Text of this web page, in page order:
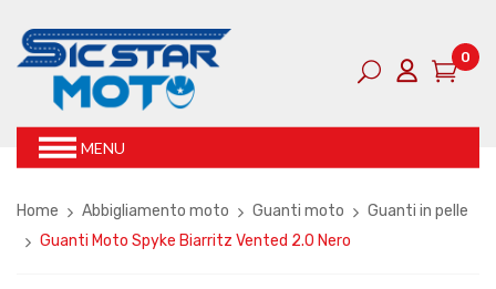
0
MENU
Home Abbigliamento moto Guanti moto
Guanti in pelle
Guanti Moto Spyke Biarritz Vented 2.0 Nero